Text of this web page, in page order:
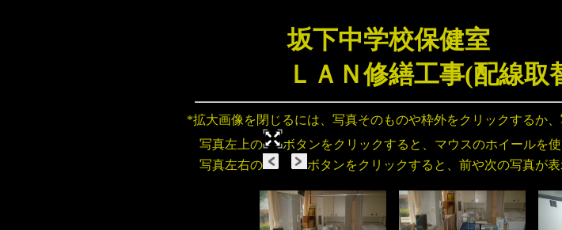
坂下中学校保健室
ＬＡＮ修繕工事(配線
*拡大画像を閉じるには、写真そのものや枠外をクリックするか
写真左上の
ボタンをクリックすると、マウスのホイールを
写真左右の
ボタンをクリックすると、前や次の写真が表